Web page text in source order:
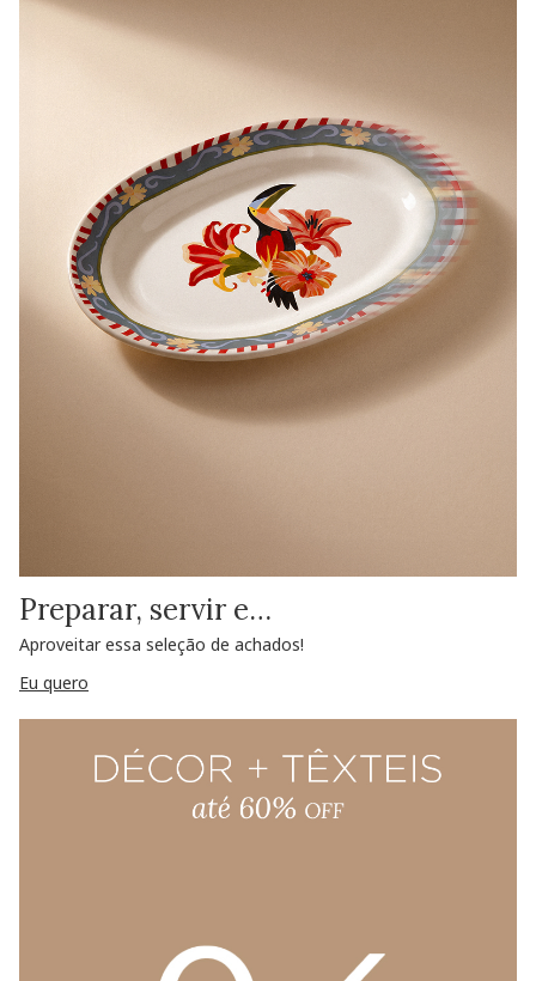
Preparar, servir e…
Aproveitar essa seleção de achados!
Eu quero